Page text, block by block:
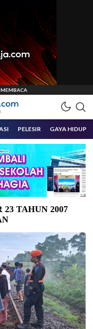
Raya
PELESIR GAYA HIDUP
23 TAHUN 2007
2026, PT Kereta Api
kembali mengingatkan
sekitarnya, untuk tidak
rel kereta api. (Foto: ist)